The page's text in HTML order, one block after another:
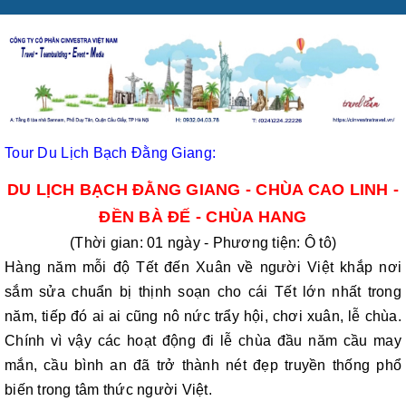
Tour Du Lịch Bạch Đằng Giang:
DU LỊCH BẠCH ĐẰNG GIANG - CHÙA CAO LINH -
ĐỀN BÀ ĐẾ - CHÙA HANG
(Thời gian: 01 ngày - Phương tiện: Ô tô)
Hàng năm mỗi độ Tết đến Xuân về người Việt khắp nơi
sắm sửa chuẩn bị thịnh soạn cho cái Tết lớn nhất trong
năm, tiếp đó ai ai cũng nô nức trẩy hội, chơi xuân, lễ chùa.
Chính vì vậy các hoạt động đi lễ chùa đầu năm cầu may
mắn, cầu bình an đã trở thành nét đẹp truyền thống phổ
biến trong tâm thức người Việt.